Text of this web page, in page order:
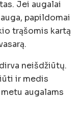
Jei augalai
papildomai
trąšomis kartą
neišdžiūtų.
ir medis
augalams